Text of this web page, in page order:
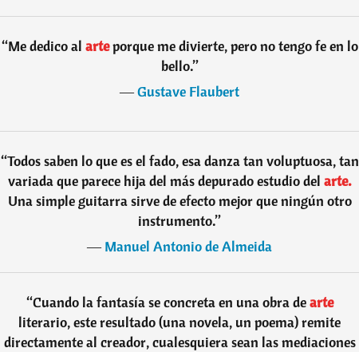
“Me dedico al arteporque me divierte, pero no tengo fe en lo
bello.”
―Gustave Flaubert
“Todos saben lo que es el fado, esa danza tan voluptuosa, tan
variada que parece hija del más depurado estudio del arte.
Una simple guitarra sirve de efecto mejor que ningún otro
instrumento.”
―Manuel Antonio de Almeida
“Cuando la fantasía se concreta en una obra dearte
literario, este resultado (una novela, un poema) remite
directamente al creador, cualesquiera sean las mediaciones